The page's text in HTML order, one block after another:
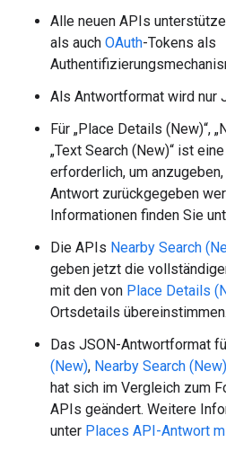
Alle neuen APIs
als auch OAuth-Tokens als
Als Antwortformat wird nur
Für „Place Details (New)“,
„Text Search (New)“ ist
erforderlich, um
Antwort zurückgegeben
Informationen finden Sie
Die APIs Nearby Search
geben jetzt die
mit den von Place Details
Ortsdetails übereinstimmen.
Das JSON-Antwortformat
(New), Nearby Search (New)
hat sich im Vergleich zum
APIs geändert. Weitere
unter Places API-Antwort